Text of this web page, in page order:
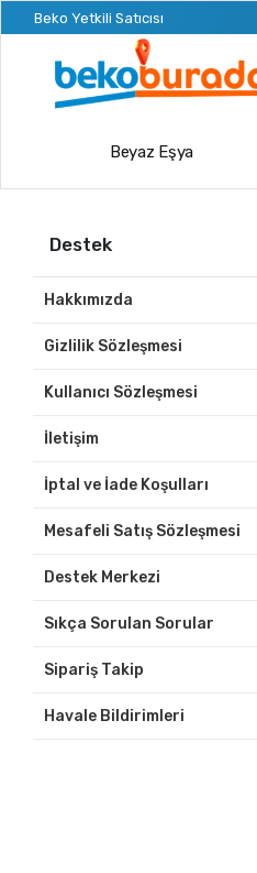
Beko Yetkili Satıcısı
Beyaz Eşya
Destek
Hakkımızda
Gizlilik Sözleşmesi
Kullanıcı Sözleşmesi
İletişim
İptal ve İade Koşulları
Mesafeli Satış Sözleşmesi
Destek Merkezi
Sıkça Sorulan Sorular
Sipariş Takip
Havale Bildirimleri